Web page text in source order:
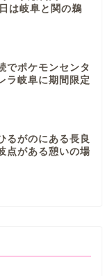
は岐阜と関の鵜
でポケモンセンタ
ラ岐阜に期間限定
がのにある長良
点がある憩いの場
各務原市
山県市